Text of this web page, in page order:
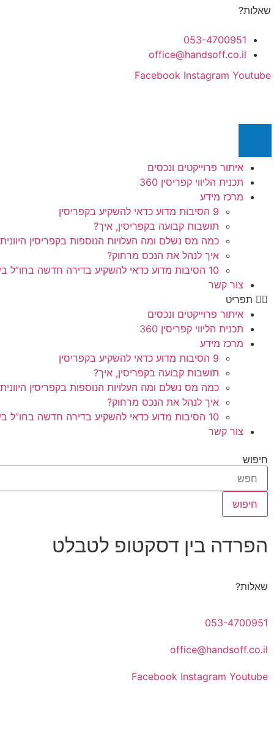
דלג
שאלות?
053-4700951
office@handsoff.co.il
Facebook Instagram Youtube
איתור פרוייקטים ונכסים
תכנית הליווי קפריסין 360
מרכז מידע
9 הסיבות מדוע כדאי להשקיע בקפריסין
תושבות קבועה בקפריסין, איך?
כמה מס נשלם ומה העלויות הנוספות בקפריסין
איך לנהל את הנכס מרחוק?
10 הסיבות מדוע כדאי להשקיע בדירה חדשה בחו”ל בשלב הפריסייל
צור קשר
תפריט
איתור פרוייקטים ונכסים
תכנית הליווי קפריסין 360
מרכז מידע
9 הסיבות מדוע כדאי להשקיע בקפריסין
תושבות קבועה בקפריסין, איך?
כמה מס נשלם ומה העלויות הנוספות בקפריסין
איך לנהל את הנכס מרחוק?
10 הסיבות מדוע כדאי להשקיע בדירה חדשה בחו”ל בשלב הפריסייל
צור קשר
חיפוש
חיפוש
הפרדה בין דסקטופ לטבלט
שאלות?
053-4700951
office@handsoff.co.il
Facebook Instagram Youtube